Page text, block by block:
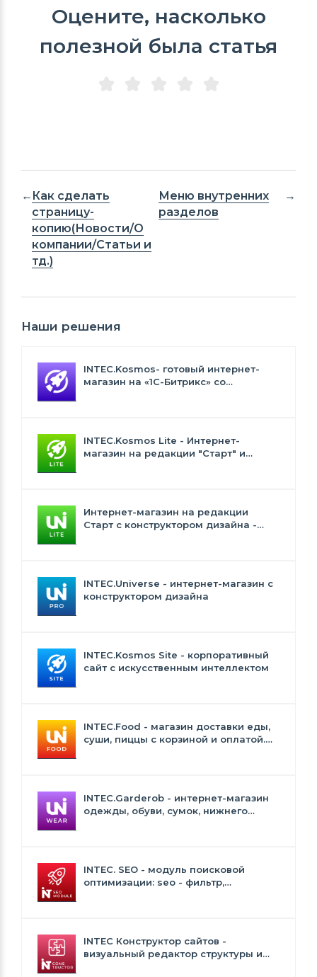
Оцените, насколько
полезной была статья
Как сделать
страницу-
копию(Новости/О
компании/Статьи и
тд.)
Меню внутренних
разделов
Наши решения
INTEC.Kosmos- готовый интернет-
магазин на «1С-Битрикс» со
INTEC.Kosmos Lite - Интернет-
магазин на редакции "Старт" и
Интернет-магазин на редакции
Старт с конструктором дизайна -
INTEC.Universe - интернет-магазин с
конструктором дизайна
INTEC.Kosmos Site - корпоративный
сайт с искусственным интеллектом
INTEC.Food - магазин доставки еды,
суши, пиццы с корзиной и оплатой.
INTEC.Garderob - интернет-магазин
одежды, обуви, сумок, нижнего
INTEC. SEO - модуль поисковой
оптимизации: seo - фильтр,
INTEC Конструктор сайтов -
визуальный редактор структуры и